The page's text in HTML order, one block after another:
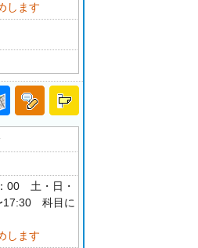
します
00 土・日・
17:30 科目に
します